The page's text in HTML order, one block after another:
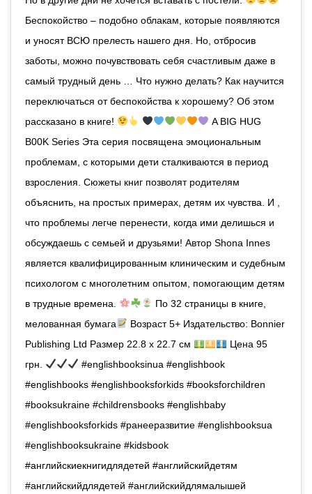
Беспокойство – подобно облакам, которые появляются
и уносят ВСЮ прелесть нашего дня. Но, отбросив
заботы, можно почувствовать себя счастливым даже в
самый трудный день … Что нужно делать? Как научится
переключаться от беспокойства к хорошему? Об этом
рассказано в книге!
A BIG HUG
B00K Series Эта серия посвящена эмоциональным
проблемам, с которыми дети сталкиваются в период
взросления. Сюжеты книг позволят родителям
объяснить, на простых примерах, детям их чувства. И ,
что проблемы легче перенести, когда ими делишься и
обсуждаешь с семьей и друзьями! Автор Shona Innes
является квалифицированным клиническим и судебным
психологом с многолетним опытом, помогающим детям
в трудные времена.
По 32 страницы в книге,
мелованная бумага
Возраст 5+ Издательство: Bonnier
Publishing Ltd Размер 22.8 х 22.7 см
Цена 95
грн.
#englishbooksinua #englishbook
#englishbooks #englishbooksforkids #booksforchildren
#booksukraine #childrensbooks #englishbaby
#englishbooksforkids #ранееразвитие #englishbooksua
#englishbooksukraine #kidsbook
#английскиекнигидлядетей #английскийдетям
#английскийдлядетей #английскийдлямалышей